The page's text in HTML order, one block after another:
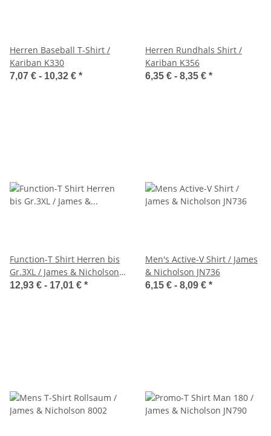
Herren Baseball T-Shirt /
Kariban K330
7,07 € - 10,32 € *
Herren Rundhals Shirt /
Kariban K356
6,35 € - 8,35 € *
Function-T Shirt Herren bis
Gr.3XL / James & Nicholson
JN023
12,93 € - 17,01 € *
Men's Active-V Shirt / James
& Nicholson JN736
6,15 € - 8,09 € *